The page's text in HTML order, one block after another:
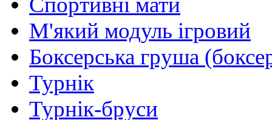
М'який модуль ігровий
Боксерська груша
Турнік
Турнік-бруси